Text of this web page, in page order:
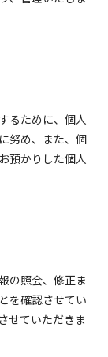
るために、個人
努め、また、個
預かりした個人
の照会、修正ま
を確認させてい
せていただきま